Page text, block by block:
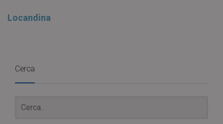
Locandina
Cerca